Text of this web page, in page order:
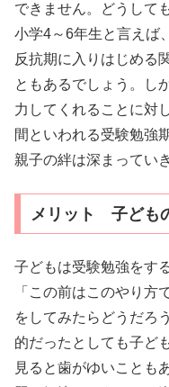
できません。どうして
小学4～6年生と言えば
反抗期に入りはじめる
ともあるでしょう。し
力してくれることに対
間といわれる受験勉強
親子の絆は深まってい
メリット 子ども
子どもは受験勉強をす
「この前はこのやり方
をしてみたらどうだろ
的だったとしても子ど
見ると歯がゆいことも